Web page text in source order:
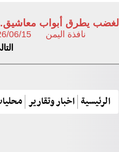
الغضب يطرق أبواب معاشيق..
نافذة اليمن 06/15